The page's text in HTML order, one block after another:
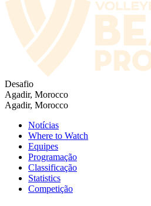
Desafio
Agadir, Morocco
Agadir, Morocco
Notícias
Where to Watch
Equipes
Programação
Classificação
Statistics
Competição